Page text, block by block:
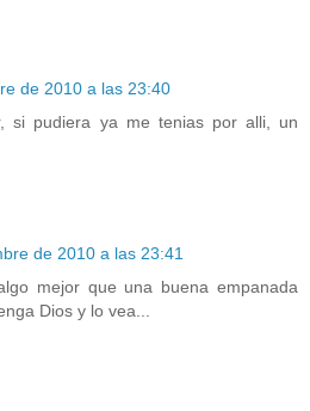
de 2010 a las 23:40
si pudiera ya me tenias por alli, un
de 2010 a las 23:41
mejor que una buena empanada
Dios y lo vea...